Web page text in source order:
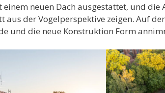
neuen Dach ausgestattet, und
aus der Vogelperspektive zeigen. Auf
und die neue Konstruktion Form